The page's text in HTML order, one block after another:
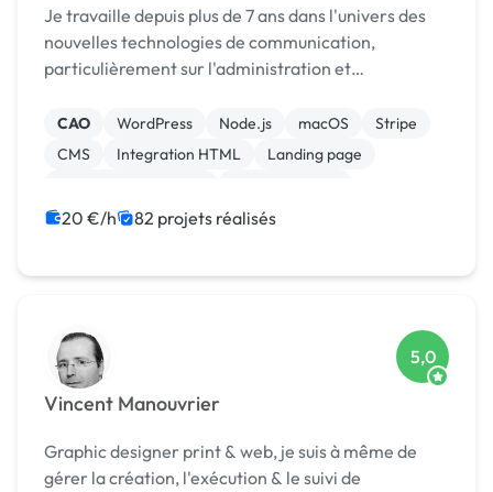
Je travaille depuis plus de 7 ans dans l'univers des
nouvelles technologies de communication,
particulièrement sur l'administration et
également sur tout l'univers WordPress et
Prestashop. Mon expertise ...
CAO WordPress Node.js macOS
Stripe
CMS
Integration HTML
Landing page
20 €/h 82 projets réalisés
Vincent Manouvrier
5,0
Graphic designer print & web, je suis à même de
gérer la création, l'exécution & le suivi de